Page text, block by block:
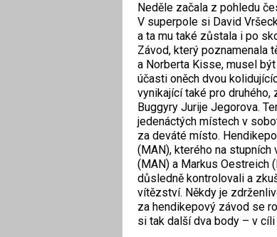
Neděle začala z pohledu
V superpole si David
a ta mu také zůstala i po
Závod, který poznamenala
a Norberta Kisse, musel
účasti oněch dvou
vynikající také pro druhého,
Buggyry Jurije Jegorova.
jedenáctých místech v
za deváté místo.
(MAN), kterého na
(MAN) a Markus Oestreich
důsledně kontrolovali a
vítězství. Někdy je
za hendikepový závod se
si tak další dva body – v